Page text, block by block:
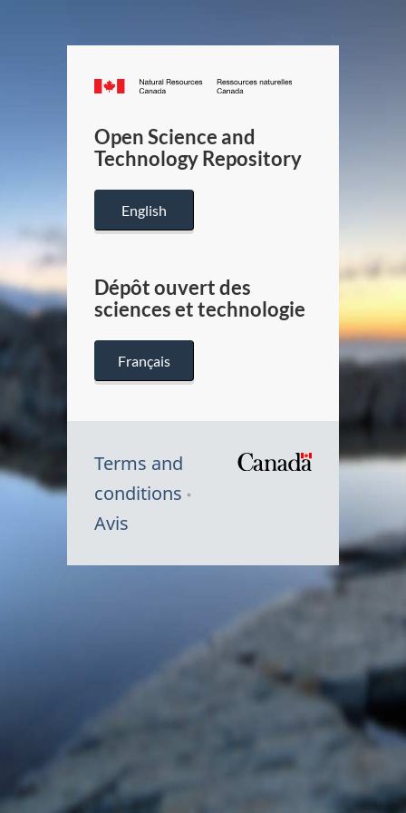
Canada.ca
/
Canada
Open Science and
Technology Repository
English
Dépôt ouvert des
sciences et technologie
Français
Terms and
conditions
Avis
du